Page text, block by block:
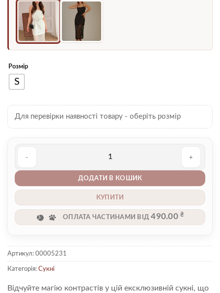
Розмір
S
Для перевірки наявності товару - оберіть розмір
ДОДАТИ В КОШИК
КУПИТИ
ОПЛАТА ЧАСТИНАМИ ВІД490.00₴
Артикул: 00005231
Категорія: Сукні
Відчуйте магію контрастів у цій ексклюзивній сукні, що